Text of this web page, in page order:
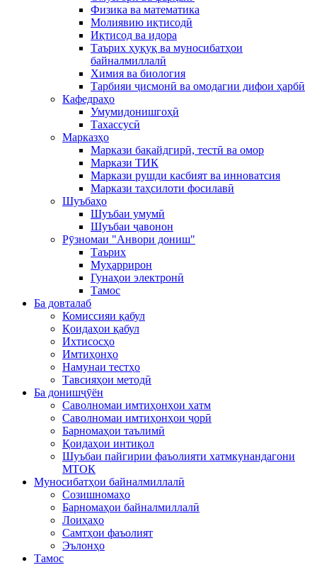
Физика ва математика
Молиявию иқтисодӣ
Иқтисод ва идора
Таърих ҳуқуқ ва муносибатҳои
байналмиллалӣ
Химия ва биология
Тарбияи ҷисмонӣ ва омодагии дифои ҳарбӣ
Кафедраҳо
Умумидонишгоҳӣ
Тахассусӣ
Марказҳо
Маркази бақайдгирӣ, тестӣ ва омор
Маркази ТИК
Маркази рушди касбият ва инноватсия
Маркази таҳсилоти фосилавӣ
Шуъбаҳо
Шуъбаи умумӣ
Шуъбаи ҷавонон
Рӯзномаи "Анвори дониш"
Таърих
Муҳаррирон
Гунаҳои электронӣ
Тамос
Ба довталаб
Комиссияи қабул
Қоидаҳои қабул
Ихтисосҳо
Имтиҳонҳо
Намунаи тестҳо
Тавсияҳои методӣ
Ба донишҷӯён
Саволномаи имтиҳонҳои хатм
Саволномаи имтиҳонҳои ҷорӣ
Барномаҳои таълимӣ
Қоидаҳои интиқол
Шуъбаи пайгирии фаъолияти хатмкунандагони
МТОК
Муносибатҳои байналмиллалӣ
Созишномаҳо
Барномаҳои байналмиллалӣ
Лоиҳаҳо
Самтҳои фаъолият
Эълонҳо
Тамос